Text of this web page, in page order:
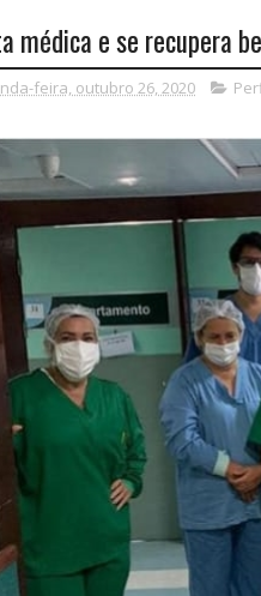
médica e se recupera
feira, outubro 26, 2020